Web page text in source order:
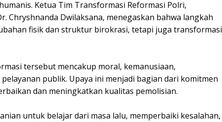
Ketua Tim Transformasi Reformasi Polri,
Chryshnanda Dwilaksana, menegaskan bahwa langkah
fisik dan struktur birokrasi, tetapi juga transformasi
tersebut mencakup moral, kemanusiaan,
publik. Upaya ini menjadi bagian dari komitmen
dan meningkatkan kualitas pemolisian.
untuk belajar dari masa lalu, memperbaiki kesalahan,